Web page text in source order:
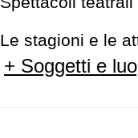
Le stagioni e le
+ Soggetti e